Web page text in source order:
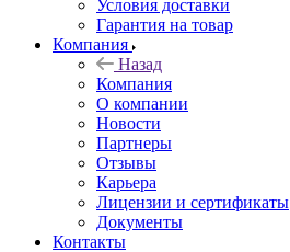
Условия доставки
Гарантия на товар
Компания
Назад
Компания
О компании
Новости
Партнеры
Отзывы
Карьера
Лицензии и сертификаты
Документы
Контакты